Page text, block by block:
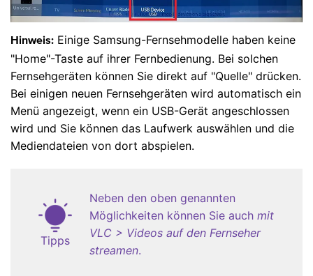
Hinweis: Einige Samsung-Fernsehmodelle haben keine
"Home"-Taste auf ihrer Fernbedienung. Bei solchen
Fernsehgeräten können Sie direkt auf "Quelle" drücken.
Bei einigen neuen Fernsehgeräten wird automatisch ein
Menü angezeigt, wenn ein USB-Gerät angeschlossen
wird und Sie können das Laufwerk auswählen und die
Mediendateien von dort abspielen.
Tipps
Neben den oben genannten
Möglichkeiten können Sie auch mit
VLC > Videos auf den Fernseher
streamen.